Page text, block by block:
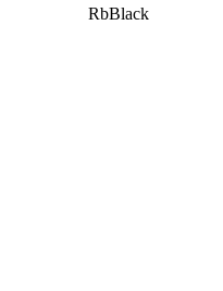
RbBlack